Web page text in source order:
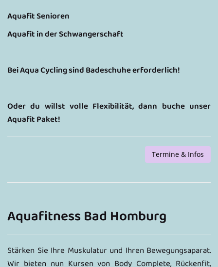
Aquafit Senioren
Aquafit in der Schwangerschaft
Bei Aqua Cycling sind Badeschuhe erforderlich!
Oder du willst volle Flexibilität, dann buche unser
Aquafit Paket!
Termine & Infos
Aquafitness Bad Homburg
Stärken Sie Ihre Muskulatur und Ihren Bewegungsaparat.
Wir bieten nun Kursen von Body Complete, Rückenfit,